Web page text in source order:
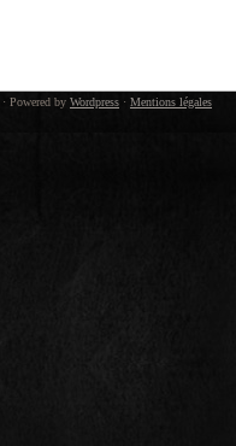
· Powered by Wordpress · Mentions légales